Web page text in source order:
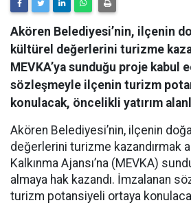
Akören Belediyesi’nin, ilçenin
kültürel değerlerini turizme
MEVKA’ya sunduğu proje kabul
sözleşmeyle ilçenin turizm
konulacak, öncelikli yatırım
Akören Belediyesi’nin, ilçenin
değerlerini turizme kazandırmak
Kalkınma Ajansı’na (MEVKA)
almaya hak kazandı. İmzalanan
turizm potansiyeli ortaya